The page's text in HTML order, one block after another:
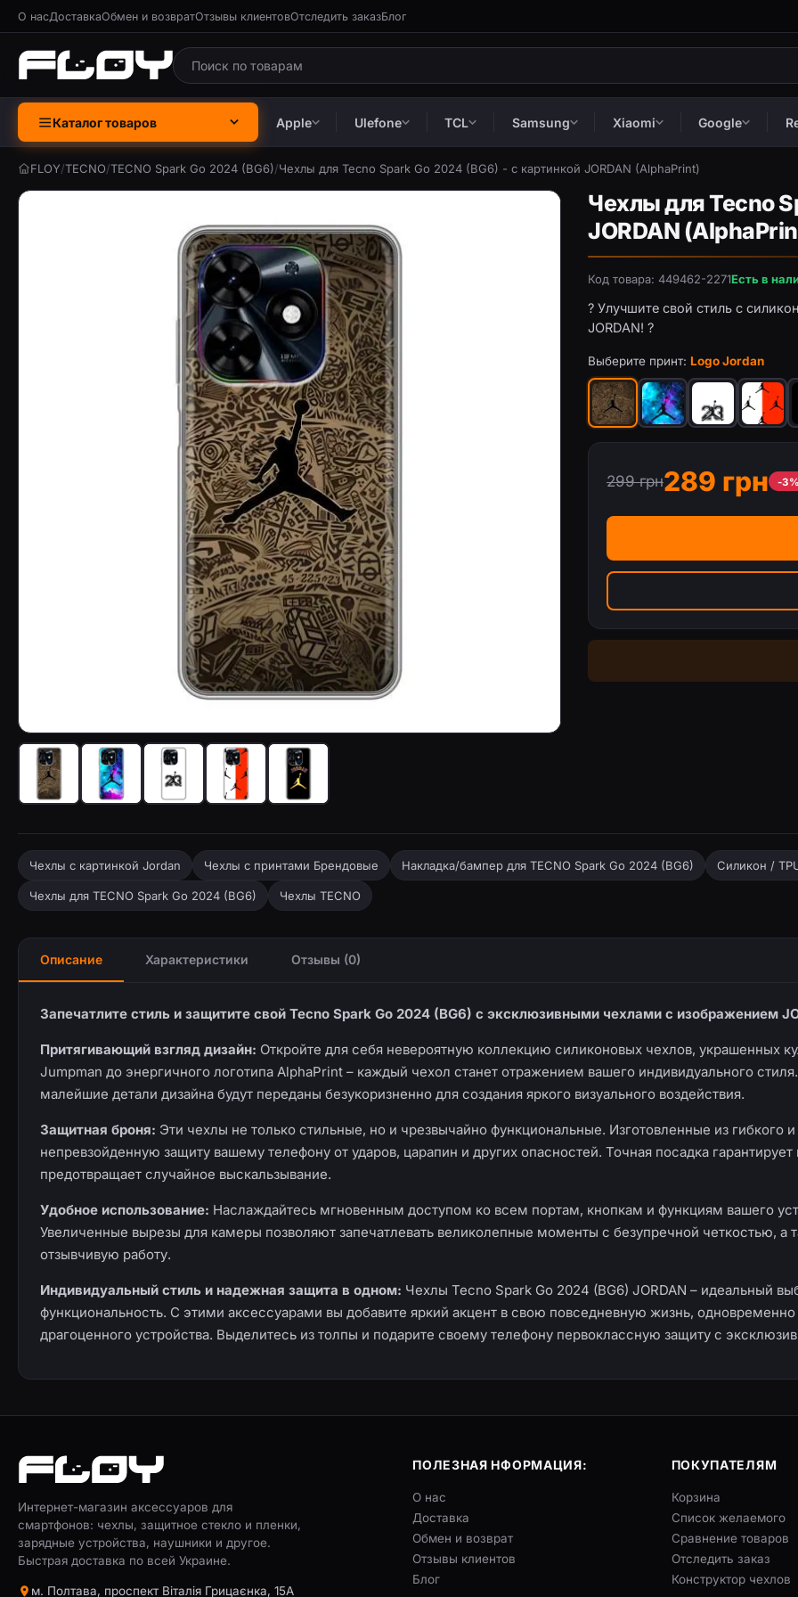
О насДоставкаОбмен и возвратОтзывы клиентовОтследить заказБлог
Каталог товаров Apple Ulefone TCL Samsung Xiaomi Google
FLOY/TECNO/TECNO Spark Go 2024 (BG6)/Чехлы для Tecno Spark Go 2024 (BG6) - с картинкой JORDAN (AlphaPrint)
Чехол с принтом «Logo Jordan» для TECNO Spark Go 2024 (BG6)
Чехлы для Tecno
JORDAN
Код товара: 449462-2271Есть в
? Улучшите свой стиль с
JORDAN! ?
Выберите принт: Logo Jordan
299 грн289 грн -3%
Чехлы с картинкой Jordan Чехлы с принтами Брендовые Накладка/бампер для TECNO Spark Go 2024 (BG6) Силикон /
Чехлы для TECNO Spark Go 2024 (BG6) Чехлы TECNO
Описание Характеристики Отзывы (0)
Запечатлите стиль и защитите свой Tecno Spark Go 2024 (BG6) с эксклюзивными чехлами с изображением
Притягивающий взгляд дизайн: Откройте для себя невероятную коллекцию силиконовых чехлов, украшенных
Jumpman до энергичного логотипа AlphaPrint – каждый чехол станет отражением вашего индивидуального
малейшие детали дизайна будут переданы безукоризненно для создания яркого визуального воздействия.
Защитная броня: Эти чехлы не только стильные, но и чрезвычайно функциональные. Изготовленные из гибкого
непревзойденную защиту вашему телефону от ударов, царапин и других опасностей. Точная посадка
предотвращает случайное выскальзывание.
Удобное использование: Наслаждайтесь мгновенным доступом ко всем портам, кнопкам и функциям вашего
Увеличенные вырезы для камеры позволяют запечатлевать великолепные моменты с безупречной четкостью, а
отзывчивую работу.
Индивидуальный стиль и надежная защита в одном: Чехлы Tecno Spark Go 2024 (BG6) JORDAN – идеальный
функциональность. С этими аксессуарами вы добавите яркий акцент в свою повседневную жизнь,
драгоценного устройства. Выделитесь из толпы и подарите своему телефону первоклассную защиту с
Интернет-магазин аксессуаров для
смартфонов: чехлы, защитное стекло и пленки,
зарядные устройства, наушники и другое.
Быстрая доставка по всей Украине.
м. Полтава, проспект Віталія Грицаєнка, 15А
ПОЛЕЗНАЯ НФОРМАЦИЯ:
О нас
Доставка
Обмен и возврат
Отзывы клиентов
Блог
ПОКУПАТЕЛЯМ
Корзина
Список желаемого
Сравнение товаров
Отследить заказ
Конструктор чехлов